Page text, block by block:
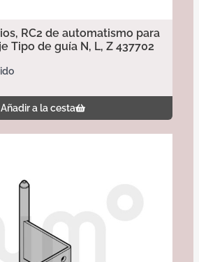
RC2 de automatismo para
Tipo de guía N, L, Z 437702
Añadir a la cesta